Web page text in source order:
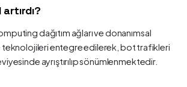
dağıtım ağları ve donanımsal
teknolojileri entegre edilerek, bot trafikleri
ayrıştırılıp sönümlenmektedir.